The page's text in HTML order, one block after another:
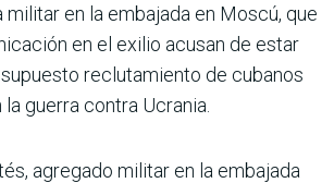
militar en la embajada en Moscú, que
en el exilio acusan de estar
reclutamiento de cubanos
guerra contra Ucrania.
agregado militar en la embajada